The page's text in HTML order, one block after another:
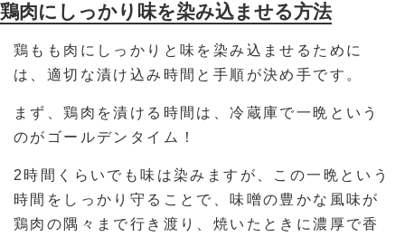
鶏肉にしっかり味を染み込ませる方法
鶏もも肉にしっかりと味を染み込ませるために
は、適切な漬け込み時間と手順が決め手です。
まず、鶏肉を漬ける時間は、冷蔵庫で一晩という
のがゴールデンタイム！
2時間くらいでも味は染みますが、この一晩という
時間をしっかり守ることで、味噌の豊かな風味が
鶏肉の隅々まで行き渡り、焼いたときに濃厚で香